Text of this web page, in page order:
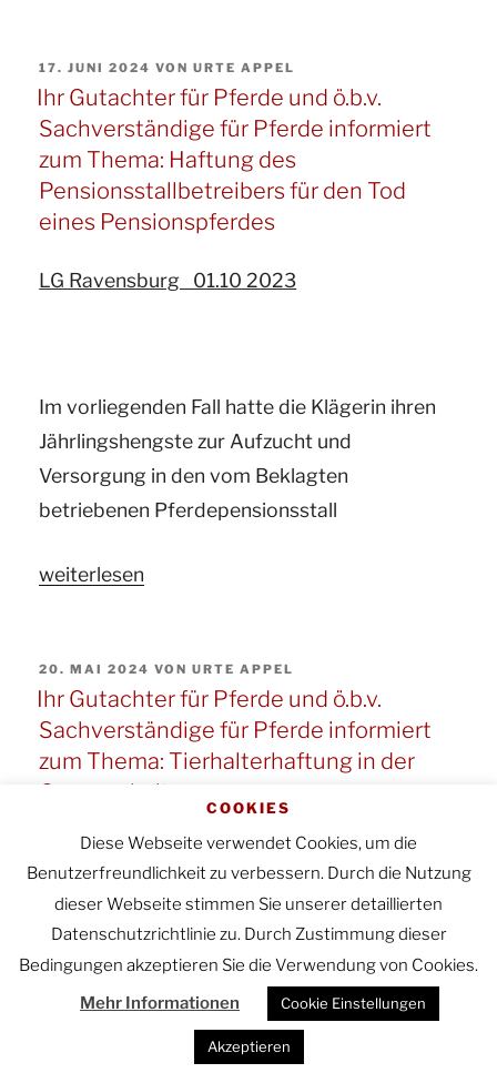
Pferde
und
ö.b.v.
Sachverständige
informiert
Thema:
Reitverein
für
seine
selbständig
Reitlehrerin
VERÖFFENTLICHT
AM
17. JUNI 2024 VONURTE APPEL
Ihr Gutachter für Pferde und ö.b.v.
Sachverständige für Pferde informiert
zum Thema: Haftung des
Pensionsstallbetreibers für den Tod
eines Pensionspferdes
LG Ravensburg 01.10 2023
Im vorliegenden Fall hatte die Klägerin ihren
Jährlingshengste zur Aufzucht und
Versorgung in den vom Beklagten
betriebenen Pferdepensionsstall
„Ihr
Pferde
und
ö.b.v.
Sachverständige
Pferde
informiert
zum
Pensionsstallbetreibers
weiterlesen
VERÖFFENTLICHT
AM
20. MAI 2024 VONURTE APPEL
Ihr Gutachter für Pferde und ö.b.v.
Sachverständige für Pferde informiert
zum Thema: Tierhalterhaftung in der
Gruppenhaltung
AG Freising 18.09.2014 Az. C 7
682/14
Im vorliegenden Fall war es innerhalb der
Gruppenhaltung von drei Pferden zu einer
COOKIES
Diese Webseite verwendet Cookies, um die
Benutzerfreundlichkeit zu verbessern. Durch die Nutzung
dieser Webseite stimmen Sie unserer detaillierten
Datenschutzrichtlinie zu. Durch Zustimmung dieser
Bedingungen akzeptieren Sie die Verwendung von Cookies.
Mehr Informationen
Cookie Einstellungen
Akzeptieren